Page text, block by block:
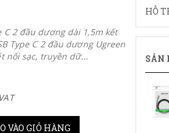
C 2 đầu dương dài 1,5m kết
Type C 2 đầu dương Ugreen
nối sạc, truyền dữ...
VÀO GIỎ HÀNG
HỖ
SẢN